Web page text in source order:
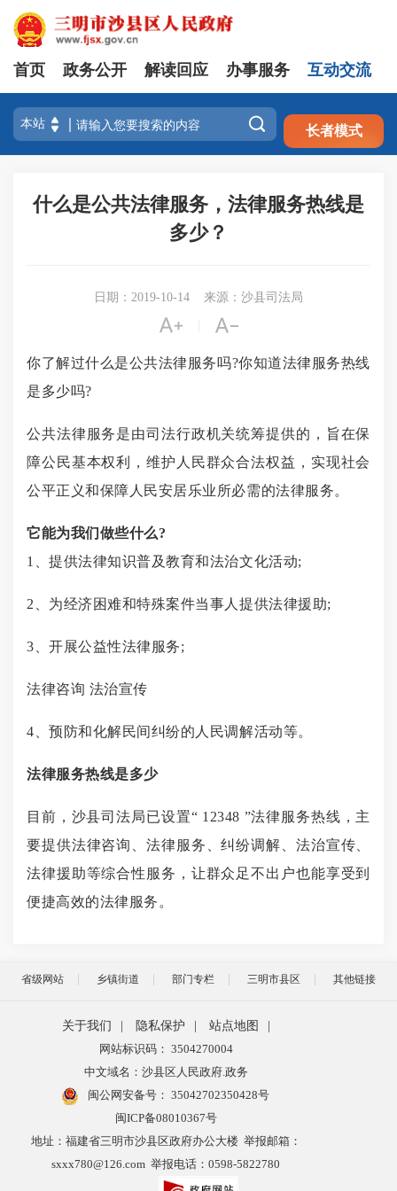
注册 登录
首页 政务公开 解读回应 办事服务 互动交流
 长者模式
什么是公共法律服务，法律服务热线是
多少？
日期：2019-10-14 来源：沙县司法局
 
你了解过什么是公共法律服务吗?你知道法律服务热线
是多少吗?
公共法律服务是由司法行政机关统筹提供的，旨在保
障公民基本权利，维护人民群众合法权益，实现社会
公平正义和保障人民安居乐业所必需的法律服务。
它能为我们做些什么?
1、提供法律知识普及教育和法治文化活动;
2、为经济困难和特殊案件当事人提供法律援助;
3、开展公益性法律服务;
法律咨询 法治宣传
4、预防和化解民间纠纷的人民调解活动等。
法律服务热线是多少
目前， 沙县司法局已设置“ 12348 ”法律服务热线，主
要提供法律咨询、法律服务、纠纷调解、法治宣传、
法律援助等综合性服务，让群众足不出户也能享受到
便捷高效的法律服务。
省级网站 乡镇街道 部门专栏 三明市县区 其他链接
关于我们 隐私保护 站点地图
网站标识码： 3504270004
中文域名：沙县区人民政府.政务
闽公网安备号： 35042702350428号
闽ICP备08010367号
地址：福建省三明市沙县区政府办公大楼 举报邮箱：
sxxx780@126.com 举报电话：0598-5822780